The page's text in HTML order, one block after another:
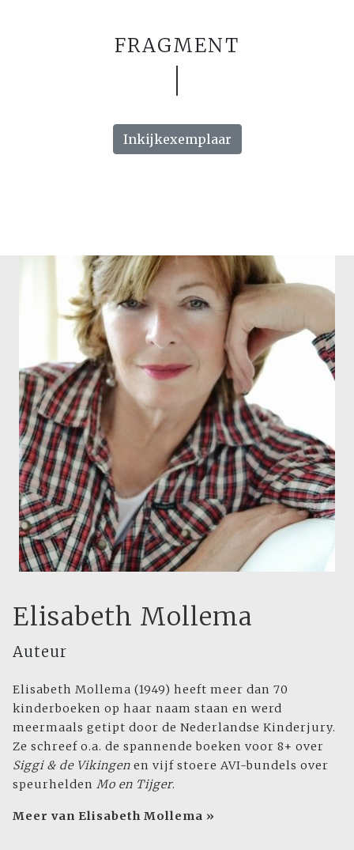
FRAGMENT
Inkijkexemplaar
Elisabeth Mollema
Auteur
Elisabeth Mollema (1949) heeft meer dan 70
kinderboeken op haar naam staan en werd
meermaals getipt door de Nederlandse Kinderjury.
Ze schreef o.a. de spannende boeken voor 8+ over
Siggi & de Vikingen en vijf stoere AVI-bundels over
speurhelden Mo en Tijger.
Meer van Elisabeth Mollema »